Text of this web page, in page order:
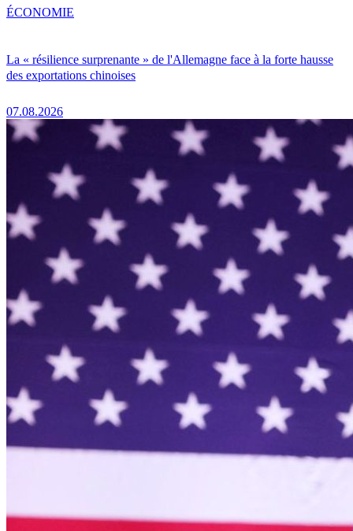
La « résilience surprenante » de l'Allemagne face à la forte hausse
des exportations chinoises
07.08.2026
ÉCONOMIE